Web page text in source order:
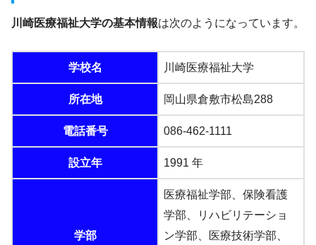
川崎医療福祉大学の基本情報は次のようになっています。
学校名 川崎医療福祉大学
所在地 岡山県倉敷市松島288
電話番号 086-462-1111
設立年 1991 年
学部
医療福祉学部、保険看護
学部、リハビリテーショ
ン学部、医療技術学部、